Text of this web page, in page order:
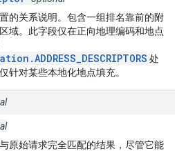
的关系说明。包含一组排名靠前的附
域。此字段仅在正向地理编码和地点
处
针对某些本地化地点填充。
原始请求完全匹配的结果，尽管它能